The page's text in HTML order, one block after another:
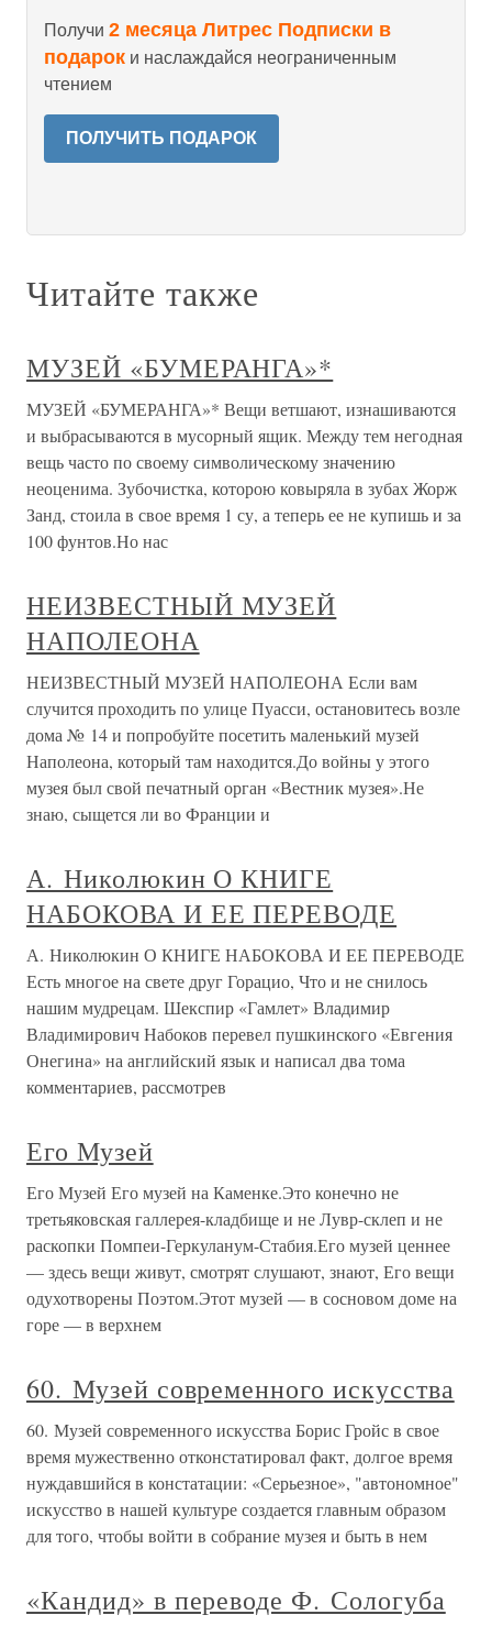
Получи 2 месяца Литрес Подписки в
подарок и наслаждайся неограниченным
чтением
ПОЛУЧИТЬ ПОДАРОК
Читайте также
МУЗЕЙ «БУМЕРАНГА»*
МУЗЕЙ «БУМЕРАНГА»* Вещи ветшают, изнашиваются
и выбрасываются в мусорный ящик. Между тем негодная
вещь часто по своему символическому значению
неоценима. Зубочистка, которою ковыряла в зубах Жорж
Занд, стоила в свое время 1 су, а теперь ее не купишь и за
100 фунтов.Но нас
НЕИЗВЕСТНЫЙ МУЗЕЙ
НАПОЛЕОНА
НЕИЗВЕСТНЫЙ МУЗЕЙ НАПОЛЕОНА Если вам
случится проходить по улице Пуасси, остановитесь возле
дома № 14 и попробуйте посетить маленький музей
Наполеона, который там находится.До войны у этого
музея был свой печатный орган «Вестник музея».Не
знаю, сыщется ли во Франции и
А. Николюкин О КНИГЕ
НАБОКОВА И ЕЕ ПЕРЕВОДЕ
А. Николюкин О КНИГЕ НАБОКОВА И ЕЕ ПЕРЕВОДЕ
Есть многое на свете друг Горацио, Что и не снилось
нашим мудрецам. Шекспир «Гамлет» Владимир
Владимирович Набоков перевел пушкинского «Евгения
Онегина» на английский язык и написал два тома
комментариев, рассмотрев
Его Музей
Его Музей Его музей на Каменке.Это конечно не
третьяковская галлерея-кладбище и не Лувр-склеп и не
раскопки Помпеи-Геркуланум-Стабия.Его музей ценнее
— здесь вещи живут, смотрят слушают, знают, Его вещи
одухотворены Поэтом.Этот музей — в сосновом доме на
горе — в верхнем
60. Музей современного искусства
60. Музей современного искусства Борис Гройс в свое
время мужественно отконстатировал факт, долгое время
нуждавшийся в констатации: «Серьезное», "автономное"
искусство в нашей культуре создается главным образом
для того, чтобы войти в собрание музея и быть в нем
«Кандид» в переводе Ф. Сологуба